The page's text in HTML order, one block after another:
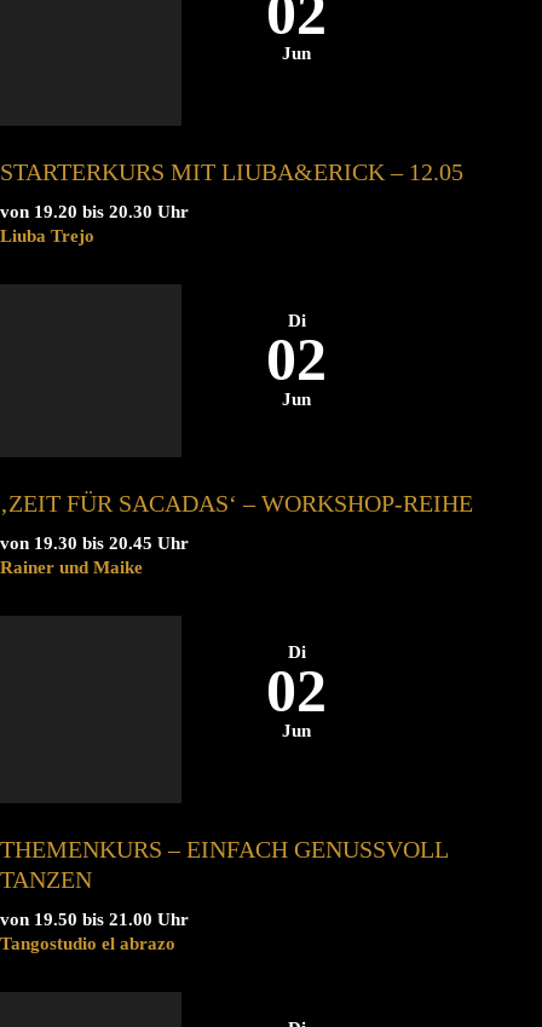
Jun
STARTERKURS MIT LIUBA&ERICK – 12.05
von 19.20 bis 20.30 Uhr
Liuba Trejo
Di
02
Jun
‚ZEIT FÜR SACADAS‘ – WORKSHOP-REIHE
von 19.30 bis 20.45 Uhr
Rainer und Maike
Di
02
Jun
THEMENKURS – EINFACH GENUSSVOLL
TANZEN
von 19.50 bis 21.00 Uhr
Tangostudio el abrazo